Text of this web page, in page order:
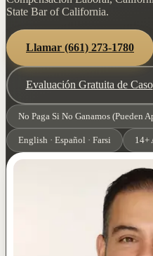
State Bar of California.
Llamar (661) 273-1780
Evaluación Gratuita de Caso
No Paga Si No Ganamos (Pueden
English · Español · Farsi 14+